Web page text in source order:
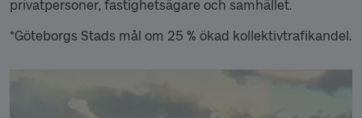
privatpersoner, fastighetsägare och samhället.
*Göteborgs Stads mål om 25 % ökad kollektivtrafikandel.